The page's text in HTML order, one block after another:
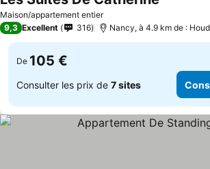
Maison/appartement entier
9,3 Excellent 316 Nancy, à 4.9 km de :
De 105 €
Consulter les prix de 7 sites